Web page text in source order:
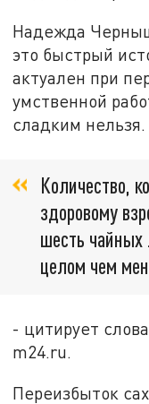
Надежда
это быстрый
актуален при
умственной
сладким нельзя.
Количество,
здоровому
шесть
целом чем
- цитирует
m24.ru.
Переизбыток